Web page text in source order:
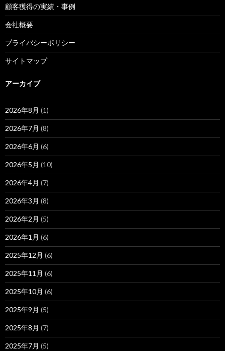
顧客獲得の実績・事例
会社概要
プライバシーポリシー
サイトマップ
アーカイブ
2026年8月 (1)
2026年7月 (8)
2026年6月 (6)
2026年5月 (10)
2026年4月 (7)
2026年3月 (8)
2026年2月 (5)
2026年1月 (6)
2025年12月 (6)
2025年11月 (6)
2025年10月 (6)
2025年9月 (5)
2025年8月 (7)
2025年7月 (5)